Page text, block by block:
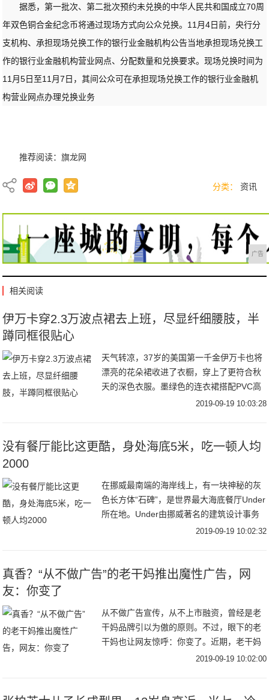
据悉，第一批次、第二批次预约未兑换的中华人民共和国成立70周
年双色铜合金纪念币将通过现场方式向公众兑换。11月4日前，央行分
支机构、承担现场兑换工作的银行业金融机构公告当地承担现场兑换工
作的银行业金融机构营业网点、分配数量和兑换要求。现场兑换时间为
11月5日至11月7日，其间公众可在承担现场兑换工作的银行业金融机
构营业网点办理兑换业务
推荐阅读：旗龙网
分类： 资讯
广告
相关阅读
伊万卡穿2.3万波点裙去上班，尽显纤细腰肢，半
蹲同框很贴心
天气转凉，37岁的美国第一千金伊万卡也将
漂亮的花朵裙收进了衣橱，穿上了更符合秋
天的深色衣服。墨绿色的连衣裙搭配PVC高
跟鞋，受到了时尚评论的交口称赞，而裙摆
2019-09-19 10:03:28
没有餐厅能比这更酷，身处海底5米，吃一顿人均
2000
在挪威最南端的海岸线上，有一块神秘的灰
色长方体“石碑”，是世界最大海底餐厅Under
所在地。Under由挪威著名的建筑设计事务
所Snøhetta 操刀设计。建筑内底部还有一整
2019-09-19 10:02:32
真香？“从不做广告”的老干妈推出魔性广告，网
友：你变了
从不做广告宣传，从不上市融资，曾经是老
干妈品牌引以为傲的原则。不过，眼下的老
干妈也让网友惊呼：你变了。近期，老干妈
凭借一则魔性十足的广告走红网络。不仅如
2019-09-19 10:02:00